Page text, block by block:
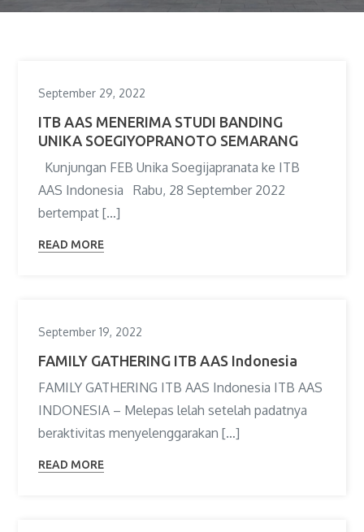
September 29, 2022
ITB AAS MENERIMA STUDI BANDING
UNIKA SOEGIYOPRANOTO SEMARANG
Kunjungan FEB Unika Soegijapranata ke ITB
AAS Indonesia Rabu, 28 September 2022
bertempat […]
READ MORE
September 19, 2022
FAMILY GATHERING ITB AAS Indonesia
FAMILY GATHERING ITB AAS Indonesia ITB AAS
INDONESIA – Melepas lelah setelah padatnya
beraktivitas menyelenggarakan […]
READ MORE